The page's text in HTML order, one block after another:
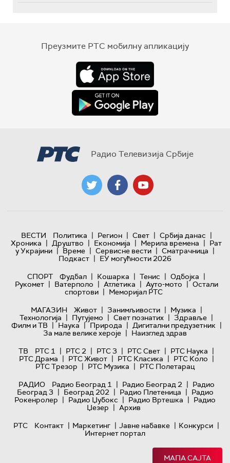
Преузмите РТС мобилну апликацију
Радио Телевизија Србије
ВЕСТИ Политика | Регион | Свет | Србија данас |
Хроника | Друштво | Економија | Мерила времена | Рат
у Украјини | Време | Сервисне вести | Сматрачница |
Подкаст | ЕУ могућности 2026
СПОРТ
Фудбал | Кошарка | Тенис | Одбојка |
Рукомет | Ватерполо | Атлетика | Ауто-мото | Остали
спортови | Меморијал РТС
МАГАЗИН
Живот | Занимљивости | Музика |
Технологијa | Путујемо | Свет познатих | Здравље |
Филм и ТВ | Наука | Природа | Дигитални предузетник |
За мале велике хероје | Наизглед здрав
ТВ
РТС 1 | РТС 2 | РТС 3 | РТС Свет | РТС Наука |
РТС Драма | РТС Живот | РТС Класика | РТС Коло |
РТС Трезор | РТС Музика | РТС Полетарац
РАДИО
Радио Београд 1 | Радио Београд 2 | Радио
Београд 3 | Београд 202 | Радио Плетеница | Радио
Рокенролер | Радио Џубокс | Радио Вртешка | Радио
Џезер | Архив
РТС
Контакт | Маркетинг | Јавне набавке | Конкурси |
Интернет портал
МАПА САЈТА